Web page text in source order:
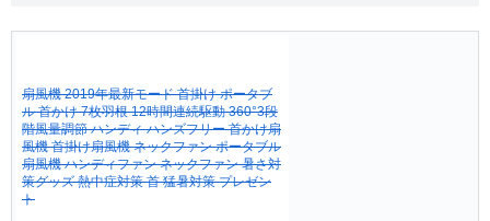
扇風機 2019年最新モード 首掛け ポータブ
ル 首かけ 7枚羽根 12時間連続駆動 360°3段
階風量調節 ハンディ ハンズフリー 首かけ扇
風機 首掛け扇風機 ネックファン ポータブル
扇風機 ハンディファン ネックファン 暑さ対
策グッズ 熱中症対策 首 猛暑対策 プレゼン
ト